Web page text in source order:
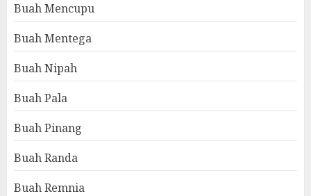
Buah Mencupu
Buah Mentega
Buah Nipah
Buah Pala
Buah Pinang
Buah Randa
Buah Remnia